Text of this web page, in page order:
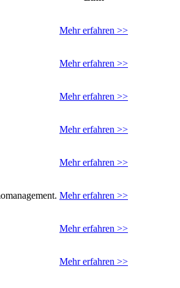
Mehr erfahren >>
Mehr erfahren >>
Mehr erfahren >>
Mehr erfahren >>
Mehr erfahren >>
Mehr erfahren >>
Mehr erfahren >>
Mehr erfahren >>